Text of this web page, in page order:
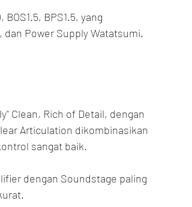
BPS1.5, yang
Power Supply Watatsumi.
Clean, Rich of Detail, dengan
Articulation dikombinasikan
sangat baik.
dengan Soundstage paling